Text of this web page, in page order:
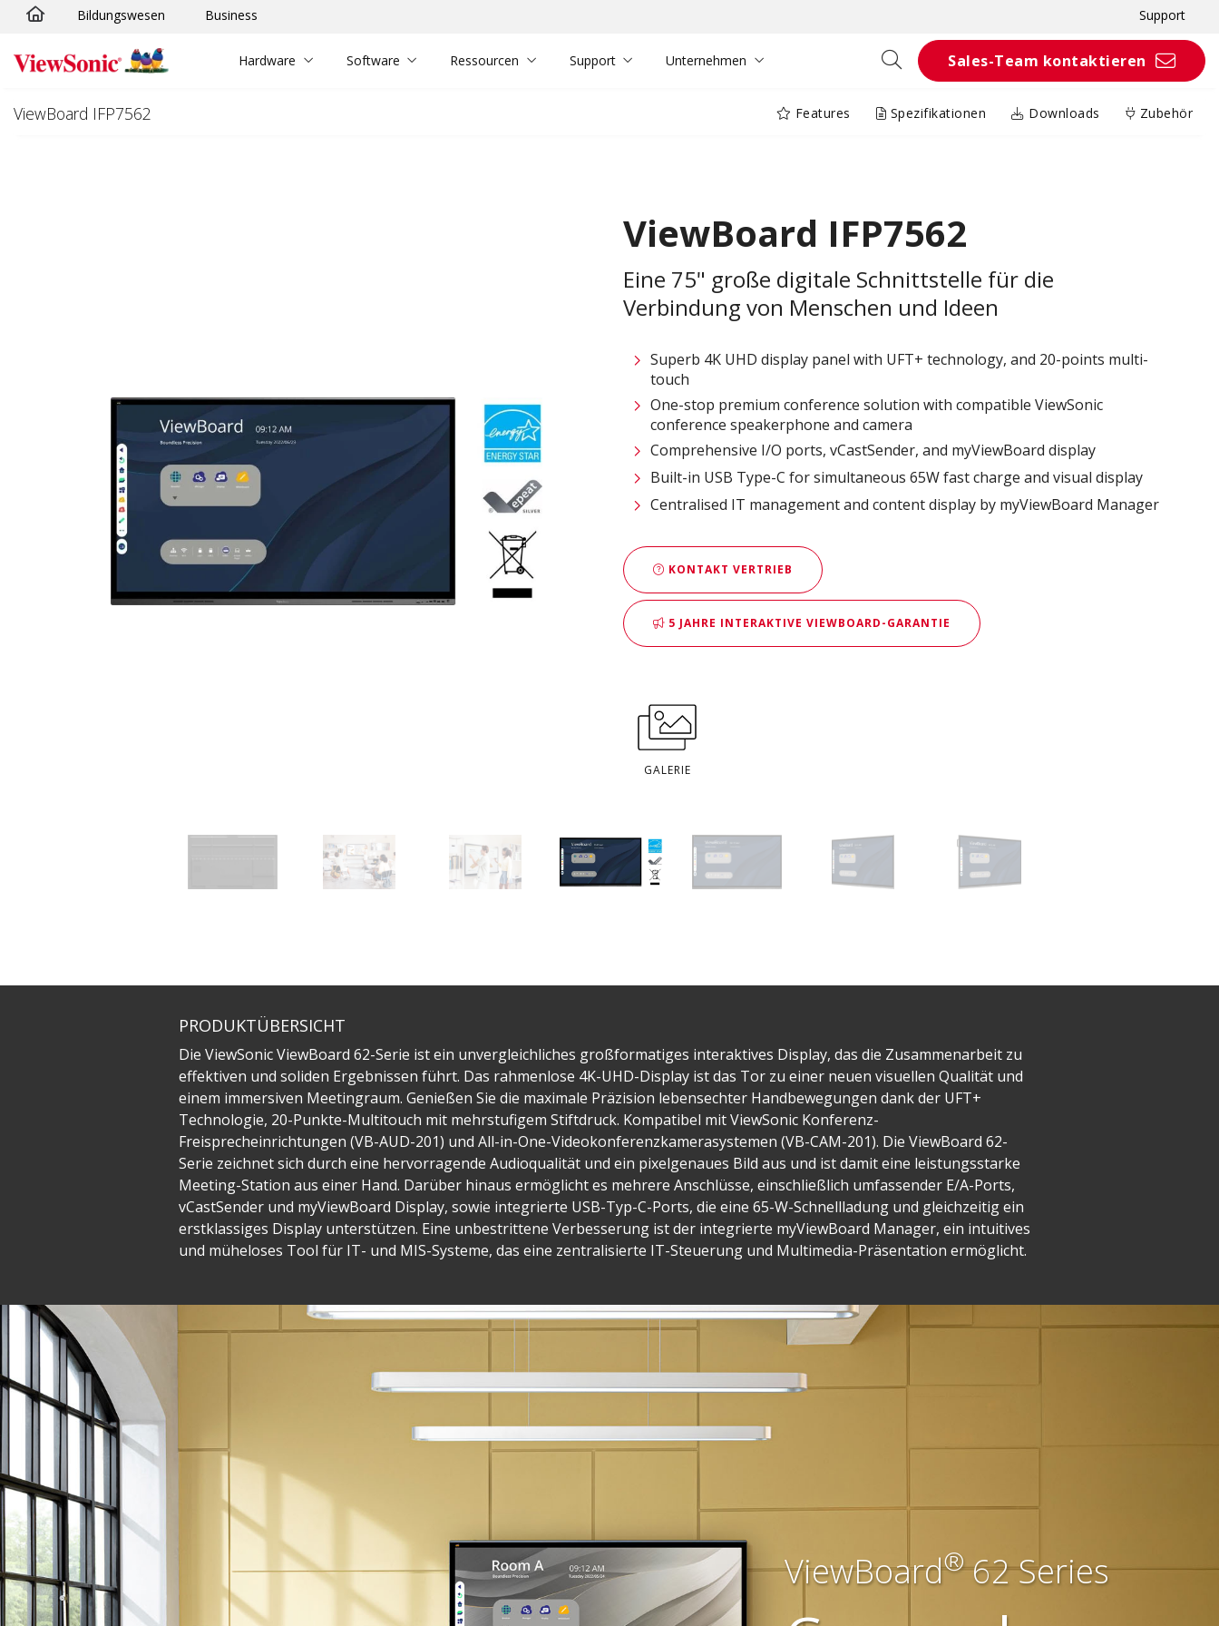
Skip to main content
Bildungswesen Business Support
Hardware Software Ressourcen Support Unternehmen Sales-Team kontaktieren
ViewBoard IFP7562 Features Spezifikationen Downloads Zubehör
ViewBoard IFP7562
Eine 75" große digitale Schnittstelle für die
Verbindung von Menschen und Ideen
Superb 4K UHD display panel with UFT+ technology, and 20-points multi-
touch
One-stop premium conference solution with compatible ViewSonic
conference speakerphone and camera
Comprehensive I/O ports, vCastSender, and myViewBoard display
Built-in USB Type-C for simultaneous 65W fast charge and visual display
Centralised IT management and content display by myViewBoard Manager
KONTAKT VERTRIEB
5 JAHRE INTERAKTIVE VIEWBOARD-GARANTIE
GALERIE
PRODUKTÜBERSICHT
Die ViewSonic ViewBoard 62-Serie ist ein unvergleichliches großformatiges interaktives Display, das die Zusammenarbeit zu
effektiven und soliden Ergebnissen führt. Das rahmenlose 4K-UHD-Display ist das Tor zu einer neuen visuellen Qualität und
einem immersiven Meetingraum. Genießen Sie die maximale Präzision lebensechter Handbewegungen dank der UFT+
Technologie, 20-Punkte-Multitouch mit mehrstufigem Stiftdruck. Kompatibel mit ViewSonic Konferenz-
Freisprecheinrichtungen (VB-AUD-201) und All-in-One-Videokonferenzkamerasystemen (VB-CAM-201). Die ViewBoard 62-
Serie zeichnet sich durch eine hervorragende Audioqualität und ein pixelgenaues Bild aus und ist damit eine leistungsstarke
Meeting-Station aus einer Hand. Darüber hinaus ermöglicht es mehrere Anschlüsse, einschließlich umfassender E/A-Ports,
vCastSender und myViewBoard Display, sowie integrierte USB-Typ-C-Ports, die eine 65-W-Schnellladung und gleichzeitig ein
erstklassiges Display unterstützen. Eine unbestrittene Verbesserung ist der integrierte myViewBoard Manager, ein intuitives
und müheloses Tool für IT- und MIS-Systeme, das eine zentralisierte IT-Steuerung und Multimedia-Präsentation ermöglicht.
ViewBoard®62 Series